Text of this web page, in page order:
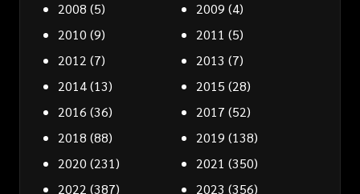
2008 (5) 2009 (4)
2010 (9) 2011 (5)
2012 (7) 2013 (7)
2014(13) 2015 (28)
2016 (36) 2017 (52)
2018 (88) 2019 (138)
2020 (231) 2021 (350)
2022 (387) 2023 (356)